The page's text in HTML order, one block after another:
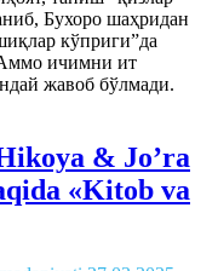
Бухоро шаҳридан
кўприги”да
ичимни ит
жавоб бўлмади.
& Jo’ra
«Kitob va